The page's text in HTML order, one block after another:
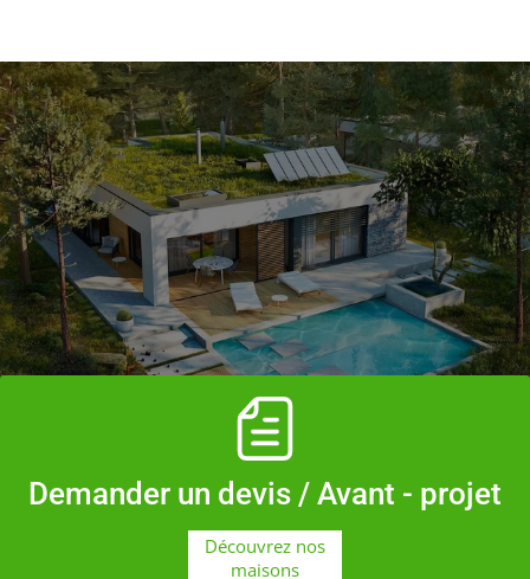
Demander un devis / Avant - projet
Découvrez nos
maisons